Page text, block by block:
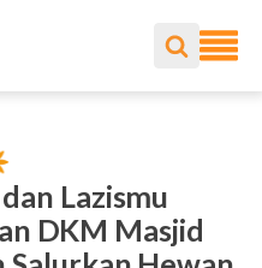
Lazismu
DKM Masjid